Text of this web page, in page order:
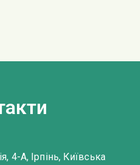
4-А, Ірпінь, Київська